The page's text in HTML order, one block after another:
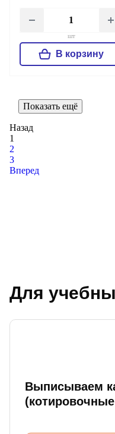
В корзину
шт
Показать ещё
Назад
1
2
3
Вперед
Для
Выписываем